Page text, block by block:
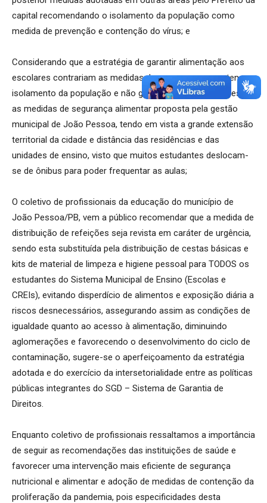
capital recomendando o isolamento da população como
medida de prevenção e contenção do vírus; e
Considerando que a estratégia de garantir alimentação aos
escolares contrariam as medidas de segurança ao pretenso
isolamento da população e não garante igualdade de acesso
as medidas de segurança alimentar proposta pela gestão
municipal de João Pessoa, tendo em vista a grande extensão
territorial da cidade e distância das residências e das
unidades de ensino, visto que muitos estudantes deslocam-
se de ônibus para poder frequentar as aulas;
O coletivo de profissionais da educação do município de
João Pessoa/PB, vem a público recomendar que a medida de
distribuição de refeições seja revista em caráter de urgência,
sendo esta substituída pela distribuição de cestas básicas e
kits de material de limpeza e higiene pessoal para TODOS os
estudantes do Sistema Municipal de Ensino (Escolas e
CREIs), evitando disperdício de alimentos e exposição diária a
riscos desnecessários, assegurando assim as condições de
igualdade quanto ao acesso à alimentação, diminuindo
aglomerações e favorecendo o desenvolvimento do ciclo de
contaminação, sugere-se o aperfeiçoamento da estratégia
adotada e do exercício da intersetorialidade entre as políticas
públicas integrantes do SGD – Sistema de Garantia de
Direitos.
Enquanto coletivo de profissionais ressaltamos a importância
de seguir as recomendações das instituições de saúde e
favorecer uma intervenção mais eficiente de segurança
nutricional e alimentar e adoção de medidas de contenção da
proliferação da pandemia, pois especificidades desta